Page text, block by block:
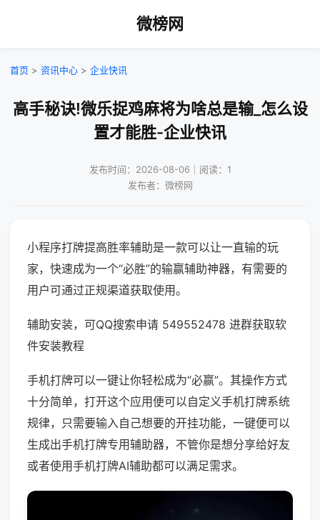
微榜网
首页 > 资讯中心 > 企业快讯
高手秘诀!微乐捉鸡麻将为啥总是输_怎么设
置才能胜-企业快讯
发布时间：2026-08-06｜阅读：1
发布者：微榜网
小程序打牌提高胜率辅助是一款可以让一直输的玩
家，快速成为一个“必胜”的输赢辅助神器，有需要的
用户可通过正规渠道获取使用。
辅助安装，可QQ搜索申请 549552478 进群获取软
件安装教程
手机打牌可以一键让你轻松成为“必赢”。其操作方式
十分简单，打开这个应用便可以自定义手机打牌系统
规律，只需要输入自己想要的开挂功能，一键便可以
生成出手机打牌专用辅助器，不管你是想分享给好友
或者使用手机打牌AI辅助都可以满足需求。